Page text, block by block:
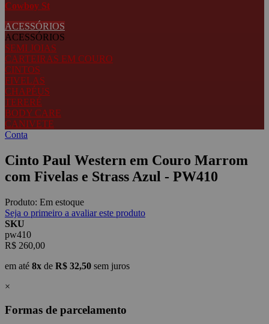
Cowboy St
ACESSÓRIOS
ACESSÓRIOS
SEMI JOIAS
CARTEIRAS EM COURO
CINTOS
FIVELAS
CHAPÉUS
TERERÉ
BODY CARE
CANIVETE
Conta
Cinto Paul Western em Couro Marrom
com Fivelas e Strass Azul - PW410
Produto: Em estoque
Seja o primeiro a avaliar este produto
SKU
pw410
R$ 260,00
em até 8x de R$ 32,50 sem juros
×
Formas de parcelamento